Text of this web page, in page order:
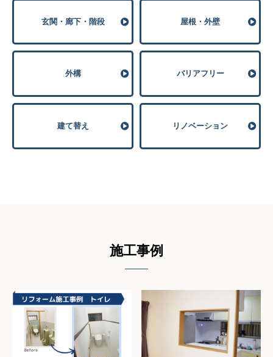
玄関・廊下・階段 屋根・外壁
外構 バリアフリー
建て替え リノベーション
施⼯事例